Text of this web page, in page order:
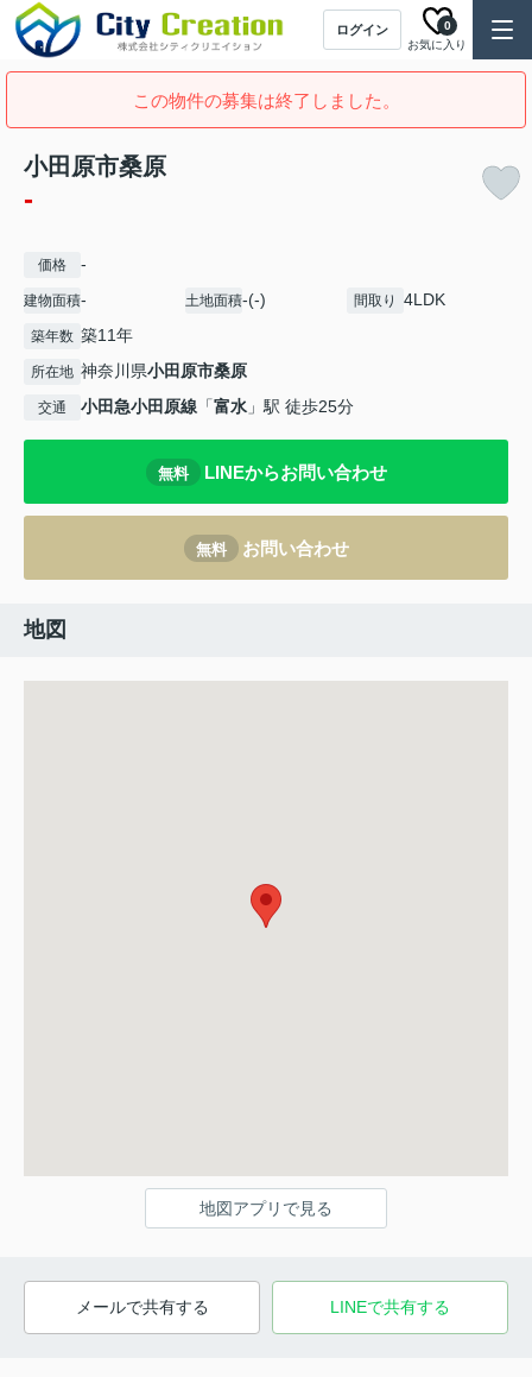
ログイン
お気に入り
0
この物件の募集は終了しました。
小田原市桑原
-
価格 -
建物面積- 土地面積-(-) 間取り 4LDK
築年数 築11年
所在地 神奈川県小田原市桑原
交通 小田急小田原線 「富水 」駅 徒歩25分
無料 LINEからお問い合わせ
無料 お問い合わせ
地図
地図アプリで見る
メールで共有する LINEで共有する